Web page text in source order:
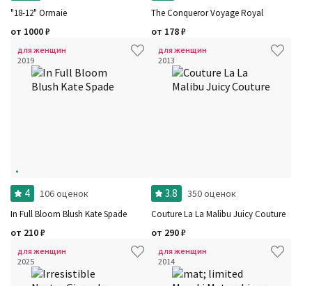
"18-12" Ormaie
от 1000₽
The Conqueror Voyage Royal
от 178₽
для женщин
2019
4 106 оценок
In Full Bloom Blush Kate Spade
от 210₽
для женщин
2013
3.8 350 оценок
Couture La La Malibu Juicy Couture
от 290₽
для женщин
2025
для женщин
2014